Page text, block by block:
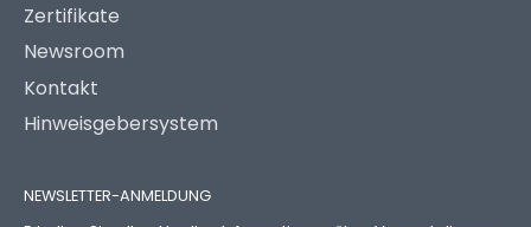
Zertifikate
Newsroom
Kontakt
Hinweisgebersystem
NEWSLETTER-ANMELDUNG